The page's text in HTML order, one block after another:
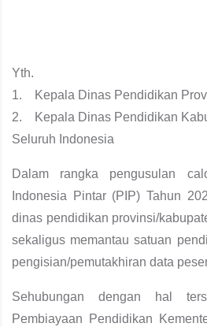
Yth.
1. Kepala Dinas Pendidikan
2. Kepala Dinas Pendidikan
Seluruh Indonesia
Dalam rangka pengusulan
Indonesia Pintar (PIP) Tahun
dinas pendidikan provinsi/
sekaligus memantau satuan
pengisian/pemutakhiran data
Sehubungan dengan hal
Pembiayaan Pendidikan